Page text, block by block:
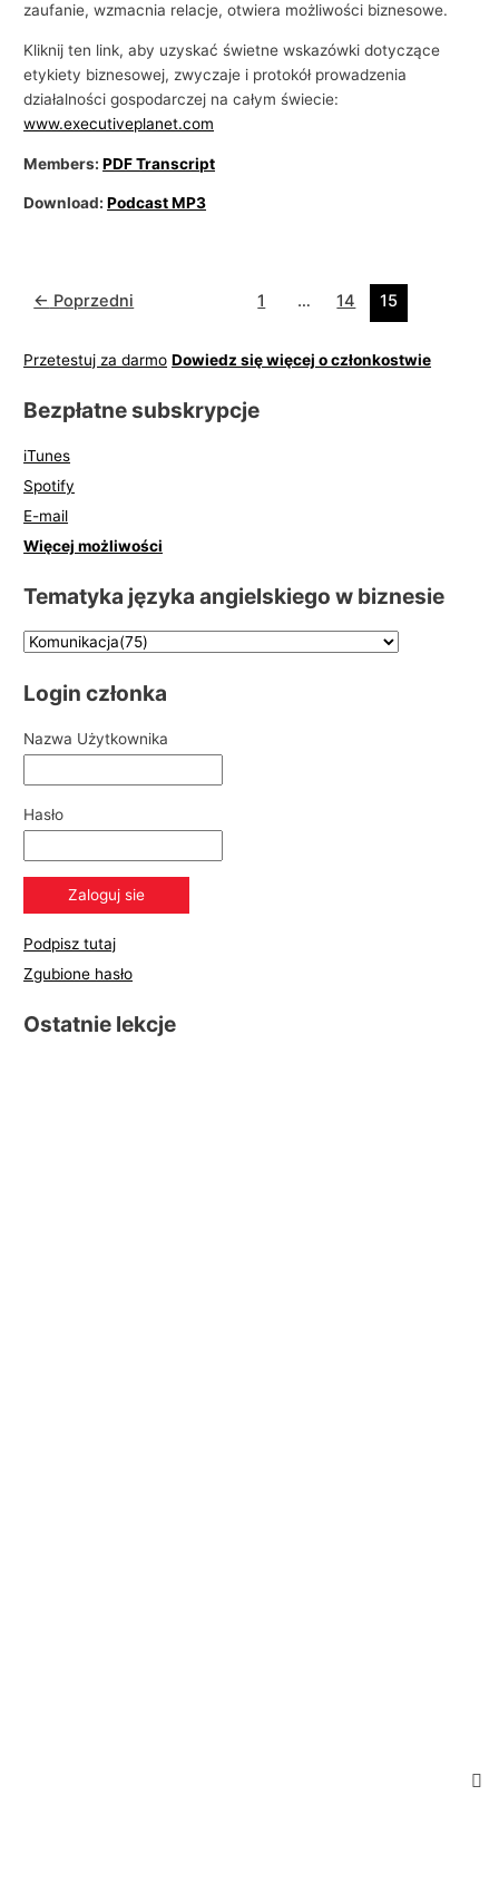
zaufanie, wzmacnia relacje, otwiera możliwości biznesowe.
Kliknij ten link, aby uzyskać świetne wskazówki dotyczące
etykiety biznesowej, zwyczaje i protokół prowadzenia
działalności gospodarczej na całym świecie:
www.executiveplanet.com
Members:PDF Transcript
Download:Podcast MP3
← Poprzedni 1 … 14 15
Przetestuj za darmo Dowiedz się więcej o członkostwie
Bezpłatne subskrypcje
iTunes
Spotify
E-mail
Więcej możliwości
Tematyka języka angielskiego w biznesie
Login członka
Nazwa Użytkownika
Hasło
Podpisz tutaj
Zgubione hasło
Ostatnie lekcje